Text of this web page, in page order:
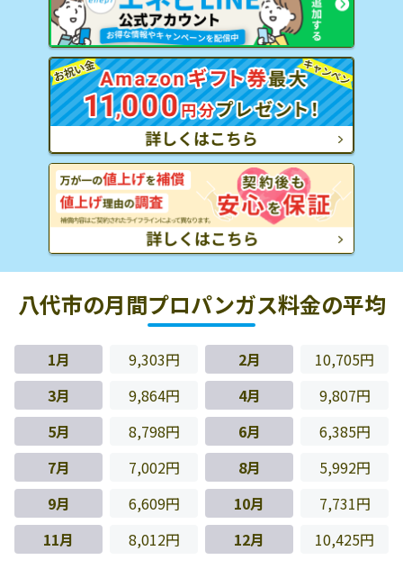
八代市の月間プロパンガス料金の平均
1月 9,303円 2月
10,705円
3月
9,864円 4月
9,807円
5月
8,798円 6月
6,385円
7月
7,002円 8月
5,992円
9月
6,609円 10月
7,731円
11月
8,012円 12月 10,425円